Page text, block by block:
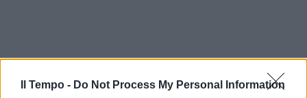
Il Tempo - Do Not Process My Personal Information